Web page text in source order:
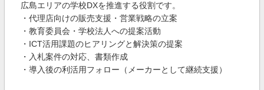
広島エリアの学校DXを推進する役割です。
・代理店向けの販売支援・営業戦略の立案
・教育委員会・学校法人への提案活動
・ICT活用課題のヒアリングと解決策の提案
・入札案件の対応、書類作成
・導入後の利活用フォロー（メーカーとして継続支援）